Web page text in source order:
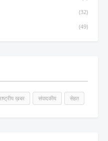
(32)
(49)
ख़बर संपादकीय सेहत